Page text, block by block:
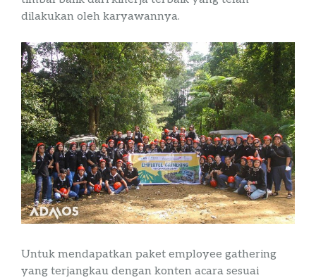
dilakukan oleh karyawannya.
Untuk mendapatkan paket employee gathering
yang terjangkau dengan konten acara sesuai